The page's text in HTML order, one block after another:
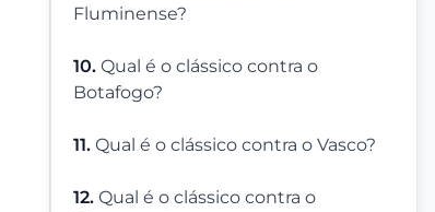
Fluminense?
10. Qual é o clássico contra o
Botafogo?
11. Qual é o clássico contra o Vasco?
12. Qual é o clássico contra o